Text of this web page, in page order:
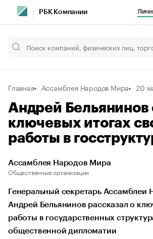
РБК Компании
Главная Ассамблея Народов Мира 20
Андрей Бельянинов
ключевых итогах
работы в
Ассамблея Народов Мира
Общественные организации
Генеральный секретарь Ассамблеи
Андрей Бельянинов рассказал о
работы в государственных
общественной дипломатии